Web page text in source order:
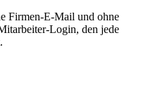
Firmen-E-Mail und ohne
Login, den jede